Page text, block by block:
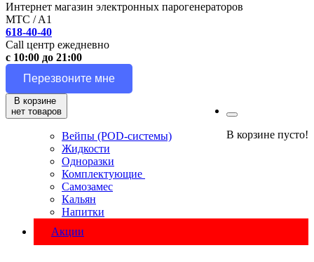
Интернет магазин электронных парогенераторов
MTC / A1
618-40-40
Call центр ежедневно
с 10:00 до 21:00
Перезвоните мне
В корзине
нет товаров
В корзине пусто!
Вейпы (POD-системы)
Жидкости
Одноразки
Комплектующие
Самозамес
Кальян
Напитки
Акции